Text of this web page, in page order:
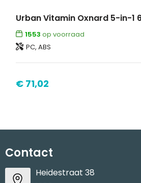
1553 op voorraad
PC, ABS
€ 71,02
Contact
Heidestraat 38